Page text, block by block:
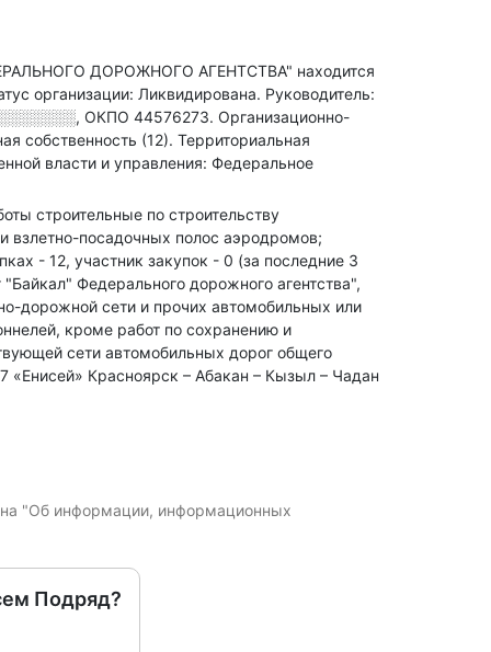
ДОРОЖНОГО АГЕНТСТВА" находится
организации: Ликвидирована. Руководитель:
, ОКПО 44576273. Организационно-
собственность (12). Территориальная
власти и управления: Федеральное
строительные по строительству
взлетно-посадочных полос аэродромов;
- 12, участник закупок - 0 (за последние 3
Федерального дорожного агентства",
дорожной сети и прочих автомобильных или
кроме работ по сохранению и
сети автомобильных дорог общего
«Енисей» Красноярск – Абакан – Кызыл – Чадан
"Об информации, информационных
Подряд?